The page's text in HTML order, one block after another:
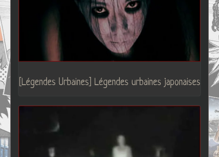
[Légendes Urbaines] Légendes urbaines japonaises